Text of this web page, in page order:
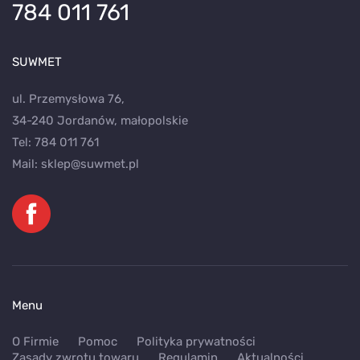
784 011 761
SUWMET
ul. Przemysłowa 76,
34-240 Jordanów, małopolskie
Tel: 784 011 761
Mail: sklep@suwmet.pl
Menu
O Firmie Pomoc
Polityka prywatności